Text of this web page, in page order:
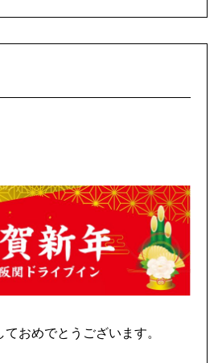
おめでとうございます。